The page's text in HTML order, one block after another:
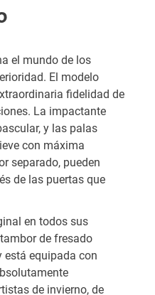
el mundo de los
El modelo
fidelidad de
La impactante
y las palas
con máxima
separado, pueden
de las puertas que
en todos sus
de fresado
está equipada con
de invierno, de